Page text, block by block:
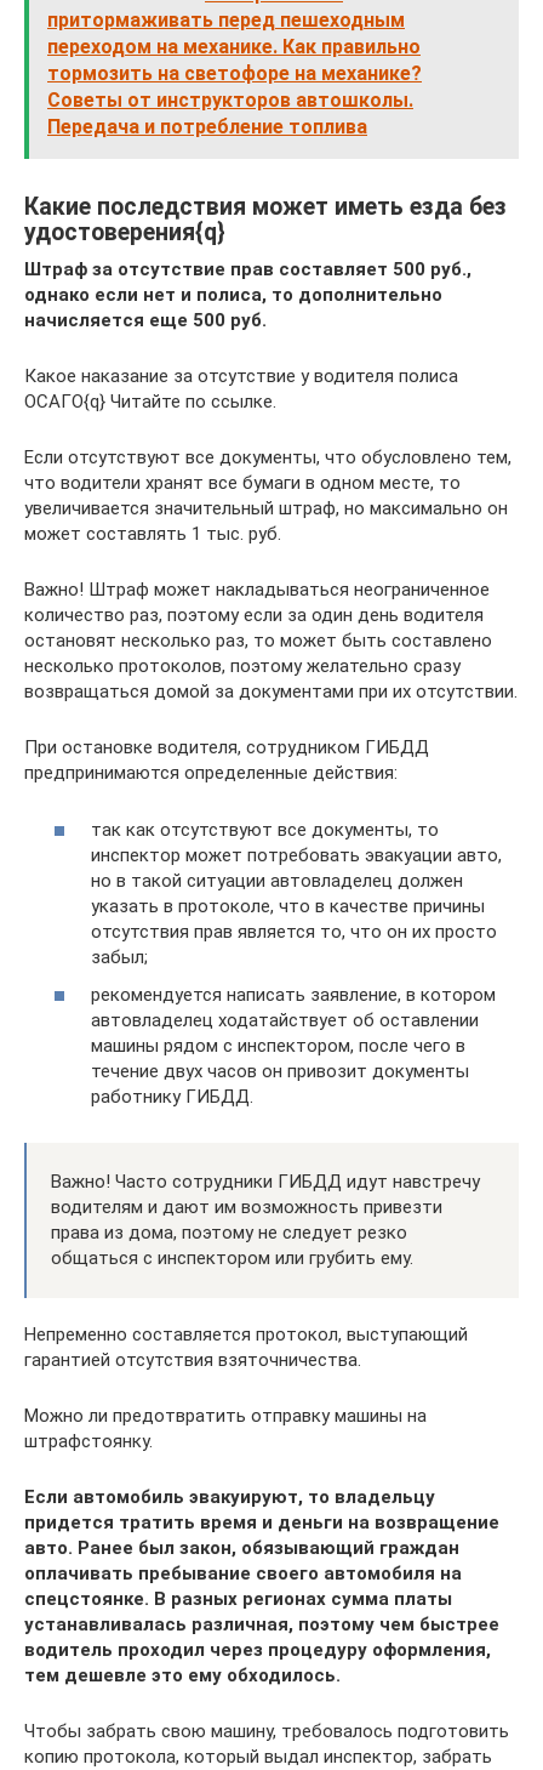
притормаживать перед пешеходным
переходом на механике. Как правильно
тормозить на светофоре на механике?
Советы от инструкторов автошколы.
Передача и потребление топлива
Какие последствия может иметь езда без
удостоверения{q}
Штраф за отсутствие прав составляет 500 руб.,
однако если нет и полиса, то дополнительно
начисляется еще 500 руб.
Какое наказание за отсутствие у водителя полиса
ОСАГО{q} Читайте по ссылке.
Если отсутствуют все документы, что обусловлено тем,
что водители хранят все бумаги в одном месте, то
увеличивается значительный штраф, но максимально он
может составлять 1 тыс. руб.
Важно! Штраф может накладываться неограниченное
количество раз, поэтому если за один день водителя
остановят несколько раз, то может быть составлено
несколько протоколов, поэтому желательно сразу
возвращаться домой за документами при их отсутствии.
При остановке водителя, сотрудником ГИБДД
предпринимаются определенные действия:
так как отсутствуют все документы, то
инспектор может потребовать эвакуации авто,
но в такой ситуации автовладелец должен
указать в протоколе, что в качестве причины
отсутствия прав является то, что он их просто
забыл;
рекомендуется написать заявление, в котором
автовладелец ходатайствует об оставлении
машины рядом с инспектором, после чего в
течение двух часов он привозит документы
работнику ГИБДД.
Важно! Часто сотрудники ГИБДД идут навстречу
водителям и дают им возможность привезти
права из дома, поэтому не следует резко
общаться с инспектором или грубить ему.
Непременно составляется протокол, выступающий
гарантией отсутствия взяточничества.
Можно ли предотвратить отправку машины на
штрафстоянку.
Если автомобиль эвакуируют, то владельцу
придется тратить время и деньги на возвращение
авто. Ранее был закон, обязывающий граждан
оплачивать пребывание своего автомобиля на
спецстоянке. В разных регионах сумма платы
устанавливалась различная, поэтому чем быстрее
водитель проходил через процедуру оформления,
тем дешевле это ему обходилось.
Чтобы забрать свою машину, требовалось подготовить
копию протокола, который выдал инспектор, забрать